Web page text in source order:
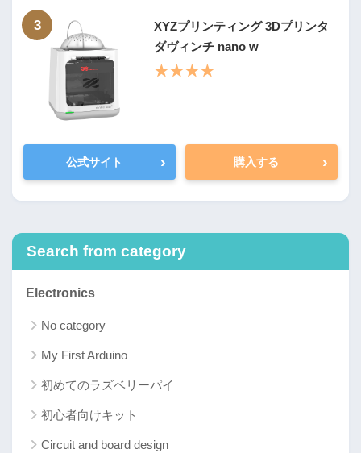
3
XYZプリンティング 3Dプリンタ
ダヴィンチ nano w
★★★★
公式サイト › 購入する ›
Search from category
Electronics
No category
My First Arduino
初めてのラズベリーパイ
初心者向けキット
Circuit and board design